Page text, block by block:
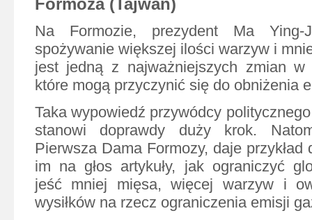
Na Formozie, prezydent Ma Ying-
spożywanie większej ilości warzyw i
jest jedną z najważniejszych zmian
które mogą przyczynić się do obniżenia
Taka wypowiedź przywódcy
stanowi doprawdy duży krok.
Pierwsza Dama Formozy, daje przykład
im na głos artykuły, jak ograniczyć
jeść mniej mięsa, więcej warzyw i
wysiłków na rzecz ograniczenia emisji